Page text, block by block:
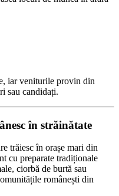
iar veniturile provin din
sau candidați.
în străinătate
trăiesc în orașe mari din
cu preparate tradiționale
ciorbă de burtă sau
românești din